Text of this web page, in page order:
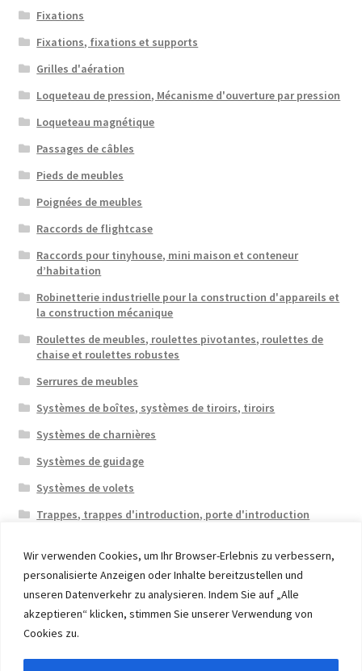
Wir verwenden Cookies, um Ihr Browser-Erlebnis zu verbessern,
personalisierte Anzeigen oder Inhalte bereitzustellen und
unseren Datenverkehr zu analysieren. Indem Sie auf „Alle
akzeptieren“ klicken, stimmen Sie unserer Verwendung von
Cookies zu.
Fixations
Fixations, fixations et supports
Grilles d'aération
Loqueteau de pression, Mécanisme d'ouverture par pression
Loqueteau magnétique
Passages de câbles
Pieds de meubles
Poignées de meubles
Raccords de flightcase
Raccords pour tinyhouse, mini maison et conteneur
d’habitation
Robinetterie industrielle pour la construction d'appareils et
la construction mécanique
Roulettes de meubles, roulettes pivotantes, roulettes de
chaise et roulettes robustes
Serrures de meubles
Systèmes de boîtes, systèmes de tiroirs, tiroirs
Systèmes de charnières
Systèmes de guidage
Systèmes de volets
Trappes, trappes d'introduction, porte d'introduction
© 2026 Eruon Trade UG, Germany, member of the ERUON